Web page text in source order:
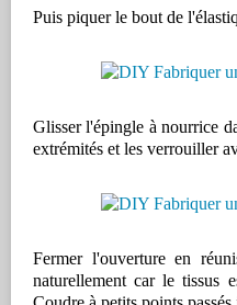
Puis piquer le bout de
Glisser l'épingle à nourrice
extrémités et les verrouiller
Fermer l'ouverture en
naturellement car le tissus